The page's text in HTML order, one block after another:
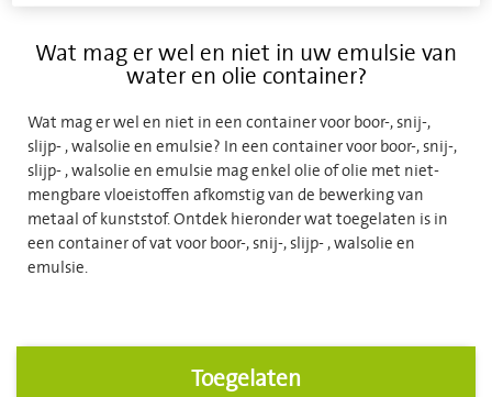
Wat mag er wel en niet in uw emulsie van
water en olie container?
Wat mag er wel en niet in een container voor boor-, snij-,
slijp- , walsolie en emulsie? In een container voor boor-, snij-,
slijp- , walsolie en emulsie mag enkel olie of olie met niet-
mengbare vloeistoffen afkomstig van de bewerking van
metaal of kunststof. Ontdek hieronder wat toegelaten is in
een container of vat voor boor-, snij-, slijp- , walsolie en
emulsie.
Toegelaten